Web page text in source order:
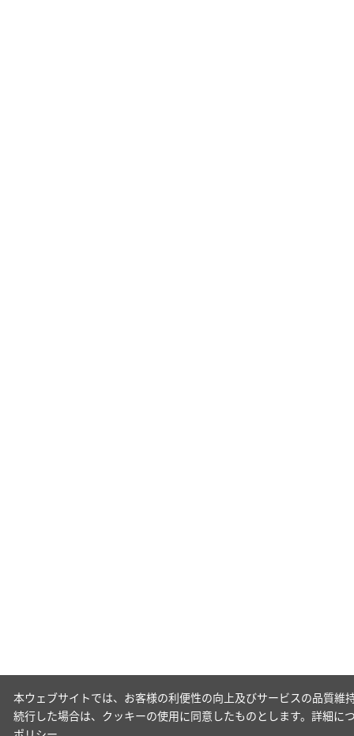
本ウェブサイトでは、お客様の利便性の向上及びサービスの品質
続行した場合は、クッキーの使用に同意したものとします。詳細